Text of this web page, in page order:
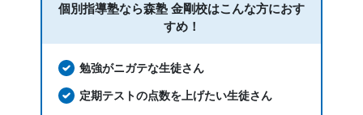
個別指導塾なら森塾 金剛校はこんな方におす
すめ！
勉強がニガテな生徒さん
定期テストの点数を上げたい生徒さん